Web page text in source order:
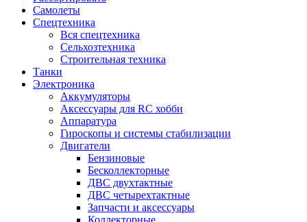
Самолеты
Спецтехника
Вся спецтехника
Сельхозтехника
Строительная техника
Танки
Электроника
Аккумуляторы
Аксессуары для RC хобби
Аппаратура
Гироскопы и системы стабилизации
Двигатели
Бензиновые
Бесколлекторные
ДВС двухтактные
ДВС четырехтактные
Запчасти и аксессуары
Коллекторные